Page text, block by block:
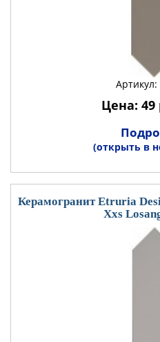
Артикул:
Цена:
(открыть в
Керамогранит Etruria
Xxs